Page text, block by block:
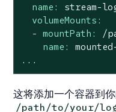
name:
stream-
volumeMounts:
- mountPath:
/
name:
...
这将添加一个容器到
/path/to/your/